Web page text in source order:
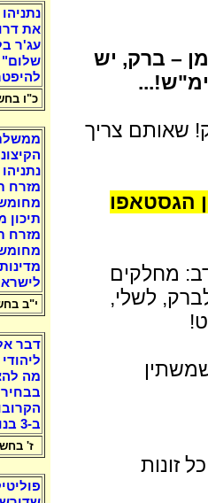
– ברק, יש
שאותם צריך
הגסטאפו
מחלקים
לשלי,
זונות
את
עג'ר
כ"ו בחשון/
מזרח
תיכון
מזרח
י"ב בחשון/
דבר
מה
ב-3 בנובמבר !?!
ז' בחשון/